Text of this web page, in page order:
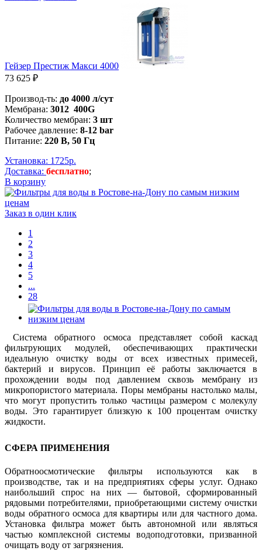
Гейзер Престиж Макси 4000
73 625 ₽
Производ-ть: до 4000 л/сут
Мембрана: 3012 400G
Количество мембран: 3 шт
Рабочее давление: 8-12 bar
Питание: 220 В, 50 Гц
Установка: 1725р.
Доставка: бесплатно;
В корзину
Заказ в один клик
1
2
3
4
5
...
28
Система обратного осмоса представляет собой каскад
фильтрующих модулей, обеспечивающих практически
идеальную очистку воды от всех известных примесей,
бактерий и вирусов. Принцип её работы заключается в
прохождении воды под давлением сквозь мембрану из
микропористого материала. Поры мембраны настолько малы,
что могут пропустить только частицы размером с молекулу
воды. Это гарантирует близкую к 100 процентам очистку
жидкости.
СФЕРА ПРИМЕНЕНИЯ
Обратноосмотические фильтры используются как в
производстве, так и на предприятиях сферы услуг. Однако
наибольший спрос на них — бытовой, сформированный
рядовыми потребителями, приобретающими систему очистки
воды обратного осмоса для квартиры или для частного дома.
Установка фильтра может быть автономной или являться
частью комплексной системы водоподготовки, призванной
очищать воду от загрязнения.